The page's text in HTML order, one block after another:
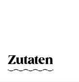
Zutaten